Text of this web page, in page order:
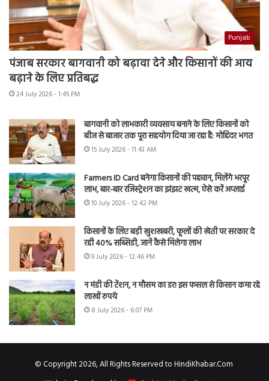
Punjab
पंजाब सरकार बागवानी को बढ़ावा देने और किसानों की आय
बढ़ाने के लिए प्रतिबद्ध
24 July 2026 - 1:45 PM
बागवानी को लाभकारी व्यवसाय बनाने के लिए किसानों को
बीज से बाजार तक पूरा सहयोग दिया जा रहा है: मोहिंदर भगत
15 July 2026 - 11:43 AM
Farmers ID Card बनेगा किसानों की पहचान, मिलेंगे भरपूर
लाभ, बार-बार रजिस्ट्रेशन का झंझट खत्म, ऐसे करें अप्लाई
10 July 2026 - 12:42 PM
किसानों के लिए बड़ी खुशखबरी, फूलों की खेती पर सरकार दे
रही 40% सब्सिडी, जानें कैसे मिलेगा लाभ
9 July 2026 - 12:46 PM
न मंडी की टेंशन, न मौसम का डर! इस फसल से किसान कमा रहे
लाखों रुपये
8 July 2026 - 6:07 PM
© Copyright 2026, All Rights Reserved to HindiKhabar.Com